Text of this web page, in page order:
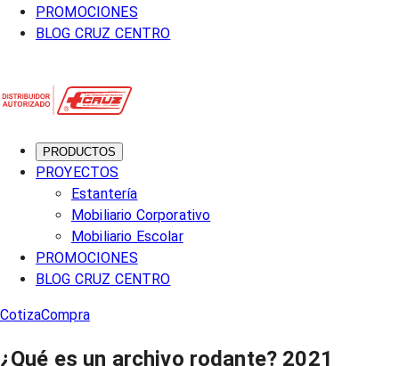
PROMOCIONES
BLOG CRUZ CENTRO
PRODUCTOS
PROYECTOS
Estantería
Mobiliario Corporativo
Mobiliario Escolar
PROMOCIONES
BLOG CRUZ CENTRO
CotizaCompra
¿Qué es un archivo rodante? 2021